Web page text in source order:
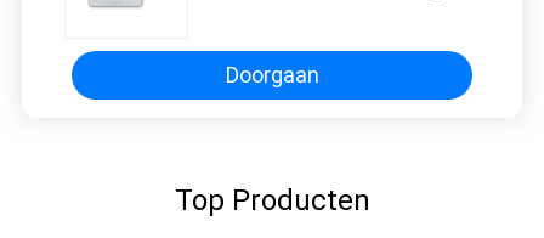
verwarming
Doorgaan
Top Producten